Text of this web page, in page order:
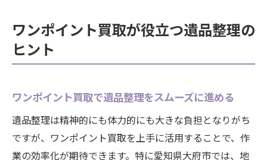
ワンポイント買取が役立つ遺品整理の
ヒント
ワンポイント買取で遺品整理をスムーズに進める
遺品整理は精神的にも体力的にも大きな負担となりがち
ですが、ワンポイント買取を上手に活用することで、作
業の効率化が期待できます。特に愛知県大府市では、地